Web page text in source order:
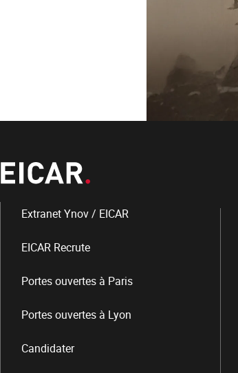
Extranet Ynov / EICAR
EICAR Recrute
Portes ouvertes à Paris
Portes ouvertes à Lyon
Candidater